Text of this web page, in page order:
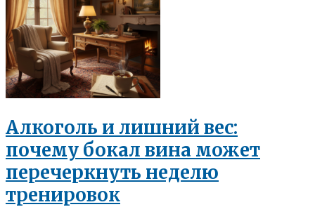
Алкоголь и лишний вес:
почему бокал вина может
перечеркнуть неделю
тренировок